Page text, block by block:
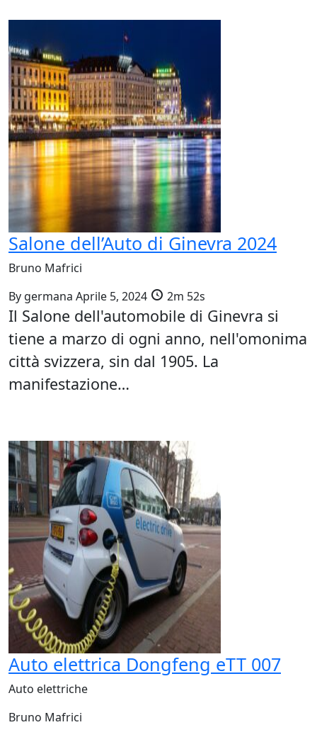
Salone dell’Auto di Ginevra 2024
Bruno Mafrici
By germana Aprile 5, 2024 2m 52s
Il Salone dell'automobile di Ginevra si
tiene a marzo di ogni anno, nell'omonima
città svizzera, sin dal 1905. La
manifestazione…
Auto elettrica Dongfeng eTT 007
Auto elettriche
Bruno Mafrici